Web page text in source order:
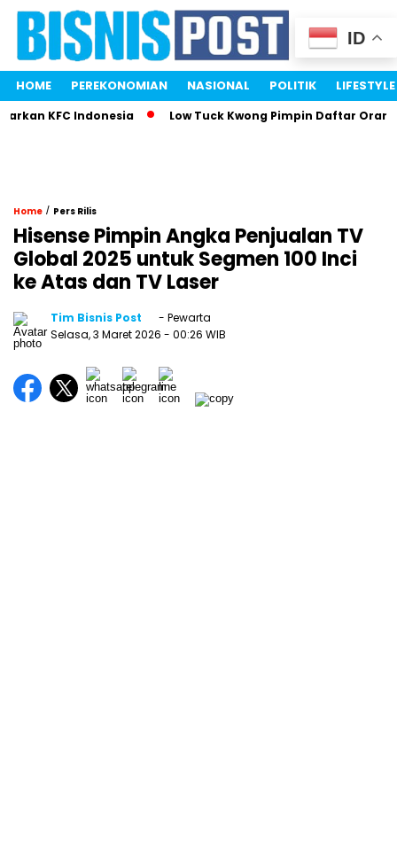
HOME PEREKONOMIAN NASIONAL POLITIK LIFESTYLE
KFC Indonesia Low Tuck Kwong Pimpin Daftar Orang
Home / Pers Rilis
Hisense Pimpin Angka Penjualan TV
Global 2025 untuk Segmen 100 Inci
ke Atas dan TV Laser
Tim Bisnis Post
- Pewarta
Selasa, 3 Maret 2026 - 00:26 WIB
ID